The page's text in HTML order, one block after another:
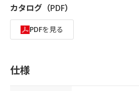
カタログ（PDF）
PDFを見る
仕様